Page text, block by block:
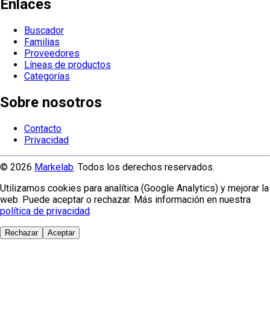
Enlaces
Buscador
Familias
Proveedores
Líneas de productos
Categorías
Sobre nosotros
Contacto
Privacidad
© 2026 Markelab. Todos los derechos reservados.
Utilizamos cookies para analítica (Google Analytics) y mejorar la
web. Puede aceptar o rechazar. Más información en nuestra
política de privacidad.
Rechazar Aceptar